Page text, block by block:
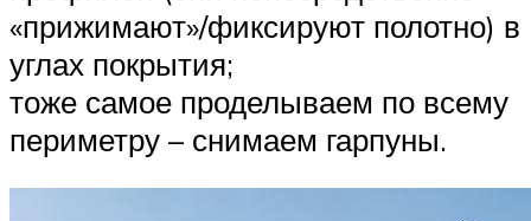
«прижимают»/фиксируют полотно) в
углах покрытия;
тоже самое проделываем по всему
периметру – снимаем гарпуны.